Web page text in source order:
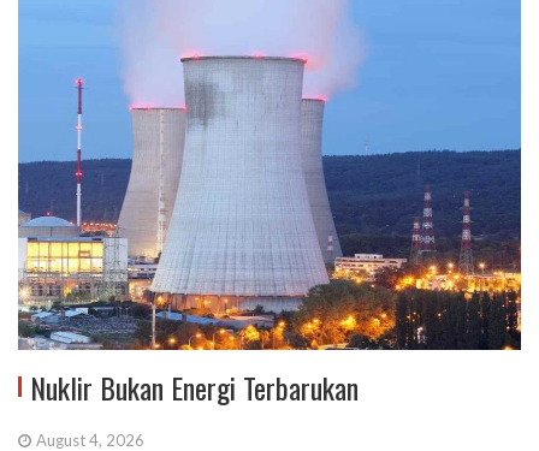
Nuklir Bukan Energi Terbarukan
August 4, 2026